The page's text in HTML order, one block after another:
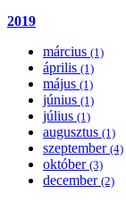
2019
március (1)
április (1)
május (1)
június (1)
július (1)
augusztus (1)
szeptember (4)
október (3)
december (2)